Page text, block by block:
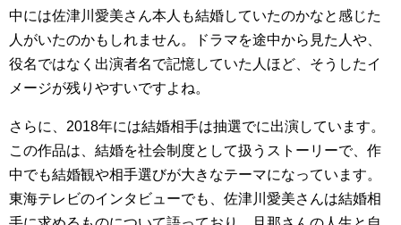
中には佐津川愛美さん本人も結婚していたのかなと感じた
人がいたのかもしれません。ドラマを途中から見た人や、
役名ではなく出演者名で記憶していた人ほど、そうしたイ
メージが残りやすいですよね。
さらに、2018年には結婚相手は抽選でに出演しています。
この作品は、結婚を社会制度として扱うストーリーで、作
中でも結婚観や相手選びが大きなテーマになっています。
東海テレビのインタビューでも、佐津川愛美さんは結婚相